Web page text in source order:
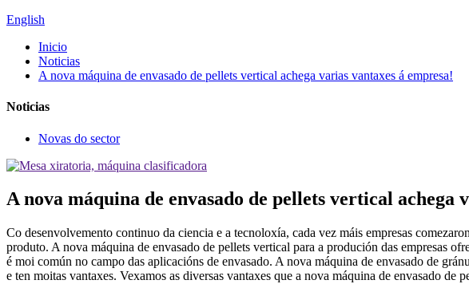
English
Inicio
Noticias
A nova máquina de envasado de pellets vertical achega varias vantaxes á empresa!
Noticias
Novas do sector
A nova máquina de envasado de pellets vertical achega
Co desenvolvemento continuo da ciencia e a tecnoloxía, cada vez máis empresas
produto. A nova máquina de envasado de pellets vertical para a produción das empresas
é moi común no campo das aplicacións de envasado. A nova máquina de envasado de
e ten moitas vantaxes. Vexamos as diversas vantaxes que a nova máquina de envasado de